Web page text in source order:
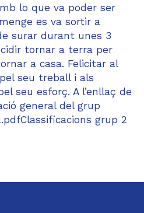
lo que va poder ser
es va sortir a
surar durant unes 3
tornar a terra per
a casa. Felicitar al
seu treball i als
seu esforç. A l’enllaç de
general del grup
grup 2